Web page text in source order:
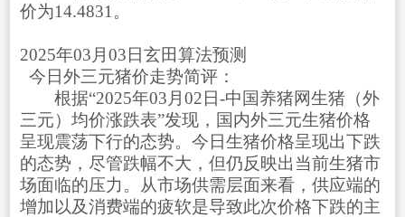
价为14.4831。
2025年03月03日玄田算法预测
今日外三元猪价走势简评：
根据“2025年03月02日-中国养猪网生猪（外
三元）均价涨跌表”发现，国内外三元生猪价格
呈现震荡下行的态势。今日生猪价格呈现出下跌
的态势，尽管跌幅不大，但仍反映出当前生猪市
场面临的压力。从市场供需层面来看，供应端的
增加以及消费端的疲软是导致此次价格下跌的主